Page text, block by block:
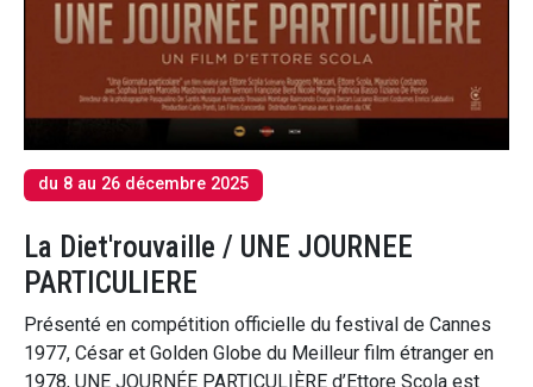
du 8 au 26 décembre 2025
La Diet'rouvaille / UNE JOURNEE
PARTICULIERE
Présenté en compétition officielle du festival de Cannes
1977, César et Golden Globe du Meilleur film étranger en
1978, UNE JOURNÉE PARTICULIÈRE d’Ettore Scola est